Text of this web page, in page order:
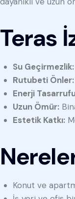
Teras
Su Geçirmezlik:
Rutubeti Önler:
Enerji
Uzun Ömür:
Estetik Katkı:
Konut ve